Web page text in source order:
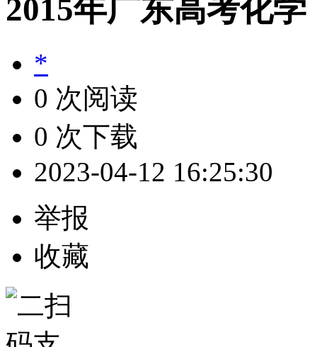
2015年广东高考化
*
0 次阅读
0 次下载
2023-04-12 16:25:30
举报
收藏